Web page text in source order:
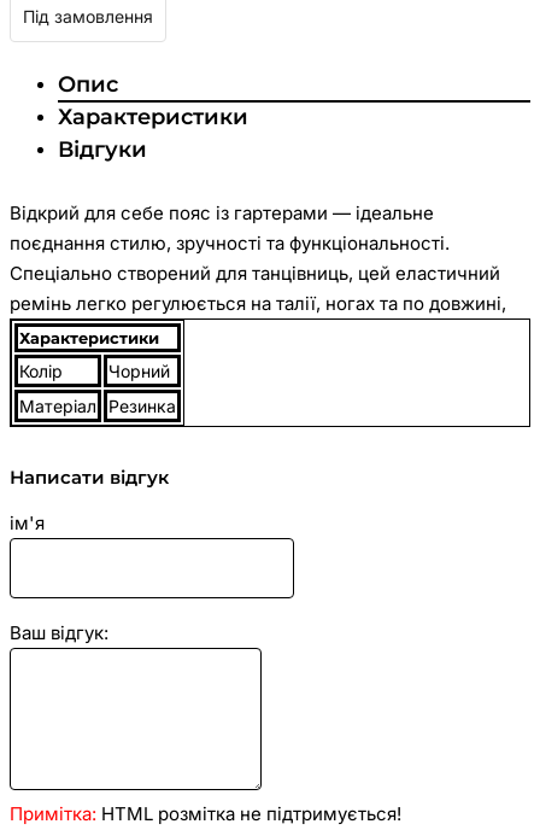
Під замовлення
Опис
Характеристики
Відгуки
Відкрий для себе пояс із гартерами — ідеальне
поєднання стилю, зручності та функціональності.
Спеціально створений для танцівниць, цей еластичний
ремінь легко регулюється на талії, ногах та по довжині,
підлаштовуючись під будь-які об'єми. Виготовлений із
високоякісних матеріалів, він забезпечує надійну
фіксацію без обмеження рухів і виглядає приголомшливо
як на тренуваннях, так і під час фотосесій. Можна вдягати
яскравий акцент до свого образу та відчуй свободу
самовираження!
Характеристики
Колір
Чорний
Матеріал
Резинка
Написати відгук
ім'я
Ваш відгук:
Примітка: HTML розмітка не підтримується!